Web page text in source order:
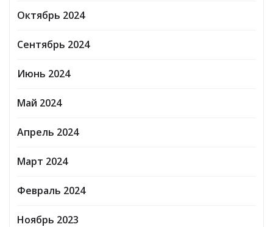
Октябрь 2024
Сентябрь 2024
Июнь 2024
Май 2024
Апрель 2024
Март 2024
Февраль 2024
Ноябрь 2023